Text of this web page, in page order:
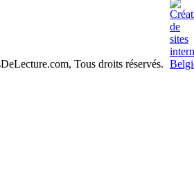
Tous droits réservés.